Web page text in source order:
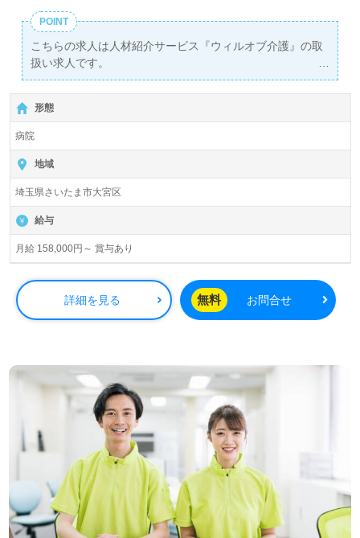
POINT
こちらの求人は人材紹介サービス『ウィルオブ介護』の取
扱い求人です。
詳細に関してお気軽にご相談ください♪
【無料】で皆さんの転職活動をサポートいたします。
形態
病院
地域
埼玉県さいたま市大宮区
給与
月給 158,000円～ 賞与あり
詳細を見る 無料 お問合せ